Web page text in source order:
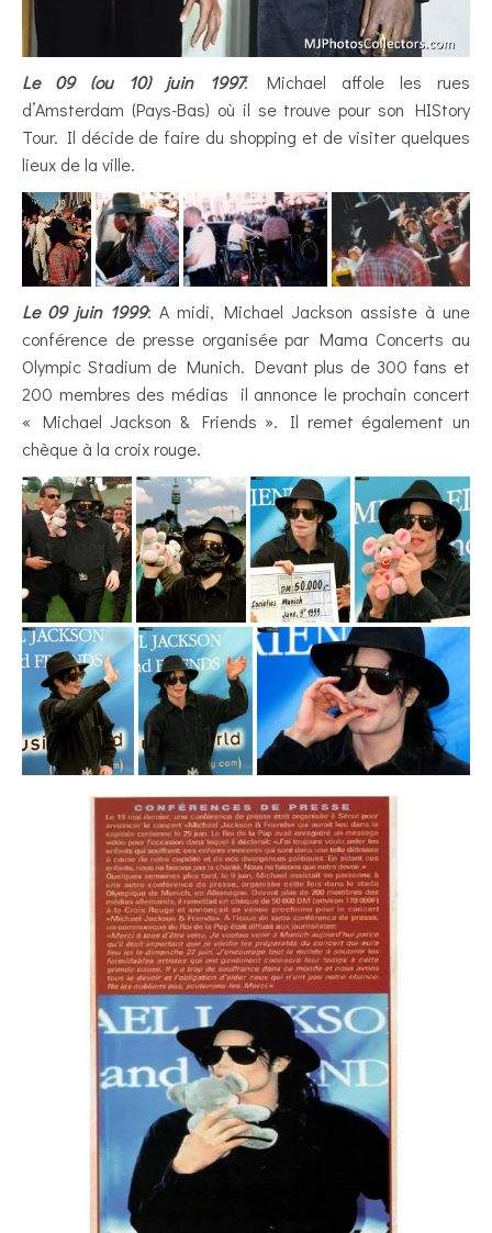
Le 09 (ou 10) juin 1997: Michael affole les rues
d’Amsterdam (Pays-Bas) où il se trouve pour son HIStory
Tour. Il décide de faire du shopping et de visiter quelques
lieux de la ville.
Le 09 juin 1999: A midi, Michael Jackson assiste à une
conférence de presse organisée par Mama Concerts au
Olympic Stadium de Munich. Devant plus de 300 fans et
200 membres des médias il annonce le prochain concert
« Michael Jackson & Friends ». Il remet également un
chèque à la croix rouge.